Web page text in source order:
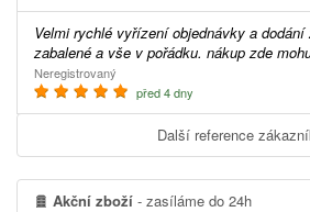
Velmi rychlé vyřízení objednávky a dodání zboží. pečlivě
zabalené a vše v pořádku. nákup zde
Neregistrovaný
před 4 dny
Další reference
Akční zboží - zasíláme do 24h